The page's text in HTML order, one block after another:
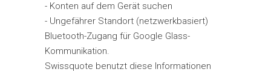
- Konten auf dem Gerät suchen
- Ungefährer Standort (netzwerkbasiert)
Bluetooth-Zugang für Google Glass-
Kommunikation.
Swissquote benutzt diese Informationen